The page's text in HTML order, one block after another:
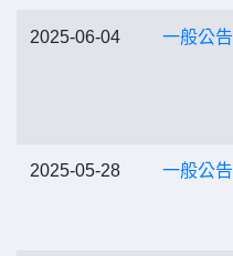
2025-06-04 一般公告
2025-05-28 一般公告